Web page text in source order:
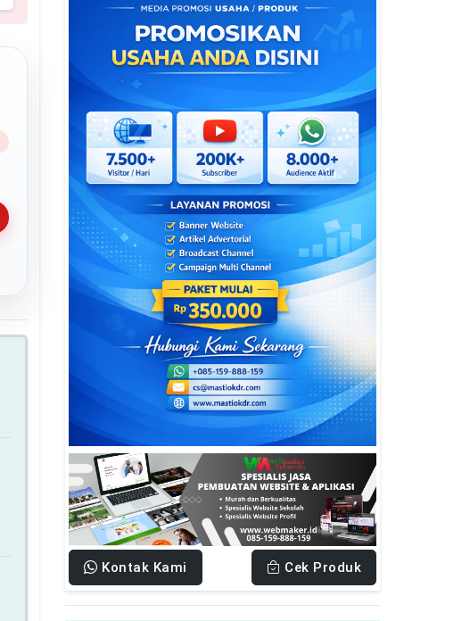
Kontak Kami Cek Produk